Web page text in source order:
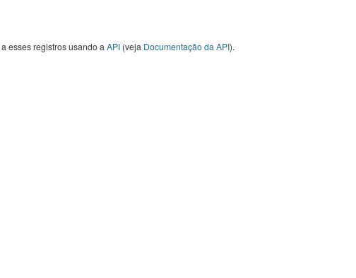
esses registros usando a API(veja Documentação da API).